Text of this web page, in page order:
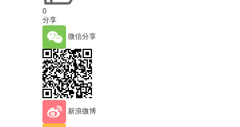
0
分享
微信分享
新浪微博